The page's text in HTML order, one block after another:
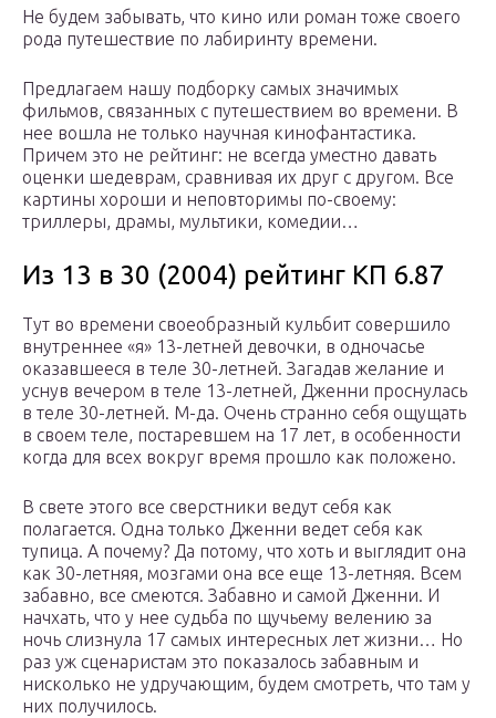
Не будем забывать, что кино или роман тоже своего
рода путешествие по лабиринту времени.
Предлагаем нашу подборку самых значимых
фильмов, связанных с путешествием во времени. В
нее вошла не только научная кинофантастика.
Причем это не рейтинг: не всегда уместно давать
оценки шедеврам, сравнивая их друг с другом. Все
картины хороши и неповторимы по-своему:
триллеры, драмы, мультики, комедии…
Из 13 в 30 (2004) рейтинг КП 6.87
Тут во времени своеобразный кульбит совершило
внутреннее «я» 13-летней девочки, в одночасье
оказавшееся в теле 30-летней. Загадав желание и
уснув вечером в теле 13-летней, Дженни проснулась
в теле 30-летней. М-да. Очень странно себя ощущать
в своем теле, постаревшем на 17 лет, в особенности
когда для всех вокруг время прошло как положено.
В свете этого все сверстники ведут себя как
полагается. Одна только Дженни ведет себя как
тупица. А почему? Да потому, что хоть и выглядит она
как 30-летняя, мозгами она все еще 13-летняя. Всем
забавно, все смеются. Забавно и самой Дженни. И
начхать, что у нее судьба по щучьему велению за
ночь слизнула 17 самых интересных лет жизни… Но
раз уж сценаристам это показалось забавным и
нисколько не удручающим, будем смотреть, что там у
них получилось.